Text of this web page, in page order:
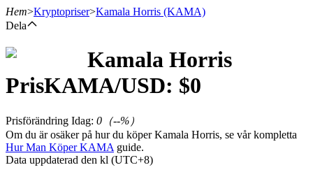
Hem>Kryptopriser>Kamala Horris (KAMA)
Dela
Kamala Horris
PrisKAMA/USD: $0
Prisförändring Idag: 0 （--%）
Om du är osäker på hur du köper Kamala Horris, se vår kompletta
Hur Man Köper KAMA guide.
Data uppdaterad den kl (UTC+8)